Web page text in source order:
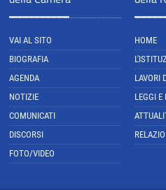
VAI AL SITO
BIOGRAFIA
AGENDA
NOTIZIE
COMUNICATI
DISCORSI
FOTO/VIDEO
HOME
LAVORI
LEGGI E